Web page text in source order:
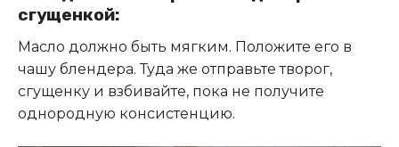
сгущенкой:
Масло должно быть мягким. Положите его в
чашу блендера. Туда же отправьте творог,
сгущенку и взбивайте, пока не получите
однородную консистенцию.